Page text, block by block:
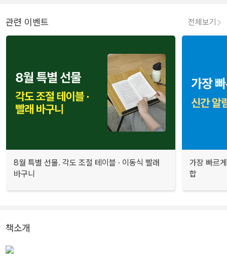
관련 이벤트 전체보기
8월 특별 선물. 각도 조절 테이블 · 이동식 빨래
바구니
가장 빠르
합
책소개